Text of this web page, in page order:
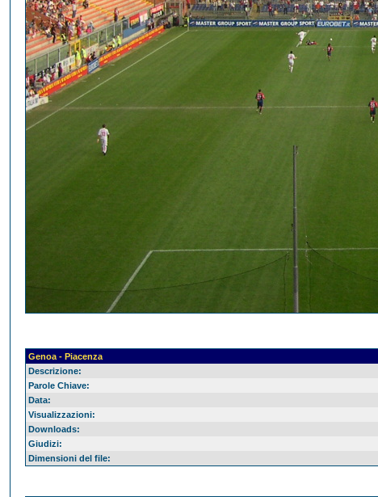
Genoa - Piacenza
Descrizione:
Parole Chiave:
Data:
Visualizzazioni:
Downloads:
Giudizi:
Dimensioni del file: